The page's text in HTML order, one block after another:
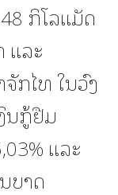
ກິໂລແມັດ
ແລະ
ກໄທ ໃນວົງ
ນກູ້ຢືມ
ແລະ
ບາດ